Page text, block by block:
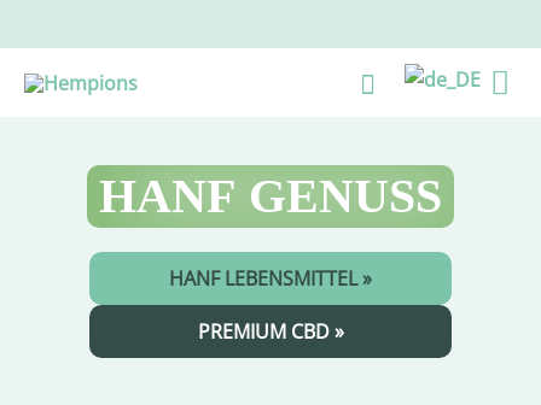
Inhalt
springen
Suche
HANF GENUSS
HANF LEBENSMITTEL »
PREMIUM CBD »